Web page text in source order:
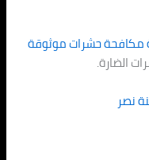
حشرات موثوقة
الضارة.
نصر